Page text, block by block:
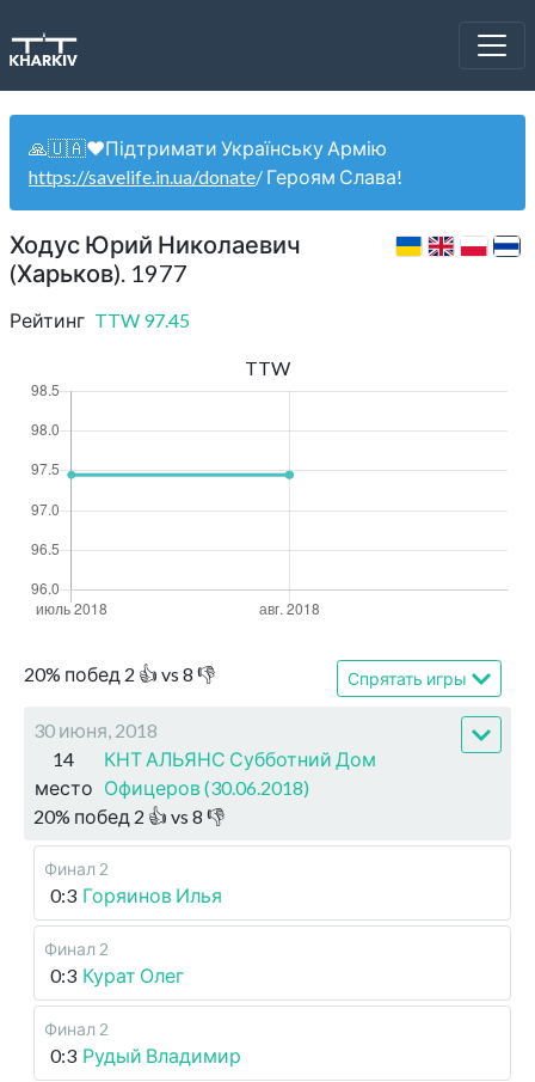
🙏🇺🇦❤️Підтримати Українську Армію
https://savelife.in.ua/donate/ Героям Слава!
Ходус Юрий Николаевич
(Харьков). 1977
Рейтинг TTW 97.45
20% побед 2 👍 vs 8 👎 Спрятать игры
30 июня, 2018
14
место
КНТ АЛЬЯНС Субботний Дом
Офицеров (30.06.2018)
20% побед 2 👍 vs 8 👎
Финал 2
0:3 Горяинов Илья
Финал 2
0:3 Курат Олег
Финал 2
0:3 Рудый Владимир
TTW